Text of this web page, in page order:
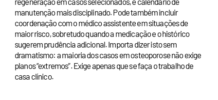
manutenção mais disciplinado. Pode também incluir
coordenação com o médico assistente em situações de
maior risco, sobretudo quando a medicação e o histórico
sugerem prudência adicional. Importa dizer isto sem
dramatismo: a maioria dos casos em osteoporose não exige
planos “extremos”. Exige apenas que se faça o trabalho de
casa clínico.